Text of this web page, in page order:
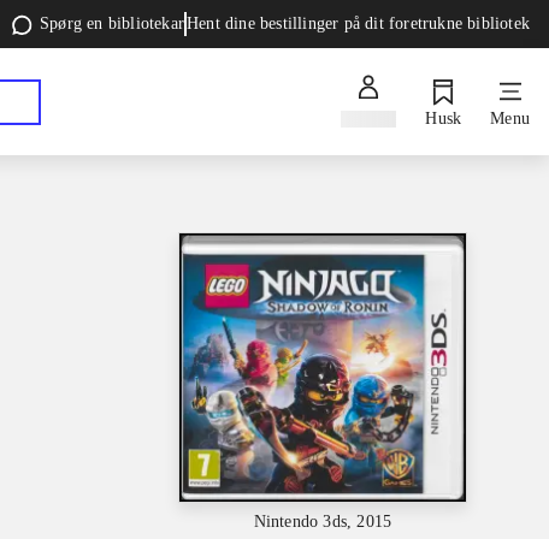
Spørg en bibliotekarHent dine bestillinger på dit foretrukne bibliotek
Husk Menu
Nintendo 3ds, 2015